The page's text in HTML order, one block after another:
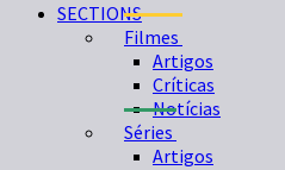
SECTIONS
Filmes
Artigos
Críticas
Notícias
Séries
Artigos